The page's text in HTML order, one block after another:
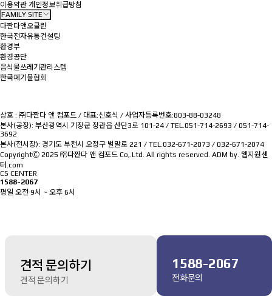
견적 문의하기
견적 문의하기
1588-2067
전화문의
이용약관 개인정보취급방침
FAMILY SITE
다짠다앤오클린
한국전자유통컨설팅
환경부
환경공단
음식물쓰레기관리스템
한국폐기물협회
상호 : ㈜다짠다 앤 컴포드 / 대표:신호식 / 사업자등록번호:803-88-03248
본사(공장): 부산광역시 기장군 정관읍 산단3로 101-24 / TEL.051-714-2693 / 051-714-
3692
본사(전시장): 경기도 부천시 오정구 벌말로 221 / TEL.032-671-2073 / 032-671-2074
CopyrightⒸ 2025 ㈜다짠다 앤 컴포드 Co,.Ltd. All rights reserved. ADM by. 웹지원센
터.com
CS CENTER
1588-2067
평일 오전 9시 ~ 오후 6시